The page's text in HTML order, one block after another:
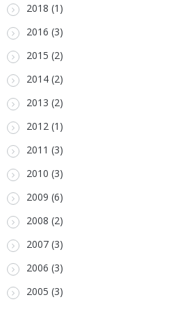
2018 (1)
2016 (3)
2015 (2)
2014 (2)
2013 (2)
2012 (1)
2011 (3)
2010 (3)
2009 (6)
2008 (2)
2007 (3)
2006 (3)
2005 (3)